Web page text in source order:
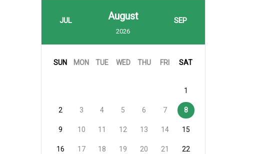
JUL August
2026
SEP
SUN MON TUE WED THU FRI SAT
1
2 3 4 5 6 7 8
9 10 11 12 13 14 15
16 17 18 19 20 21 22